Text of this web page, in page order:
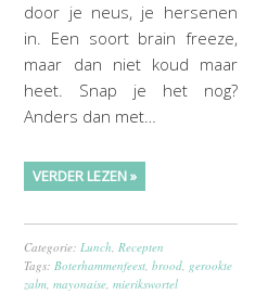
door je neus, je hersenen
in. Een soort brain freeze,
maar dan niet koud maar
heet. Snap je het nog?
Anders dan met…
VERDER LEZEN »
Categorie:Lunch,Recepten
Tags:Boterhammenfeest,brood, gerookte
zalm,mayonaise,mierikswortel